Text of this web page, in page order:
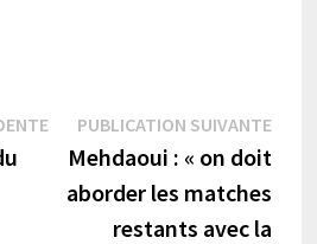
Publication
précédente :
PUBLICATION SUIVANTE
Mehdaoui : « on doit
aborder les matches
restants avec la